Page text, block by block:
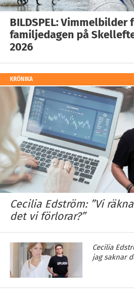
BILDSPEL: Vimmelbilder
familjedagen på
2026
KRÖNIKA
Cecilia Edström: ”Vi
det vi förlorar?”
Cecilia
jag saknar